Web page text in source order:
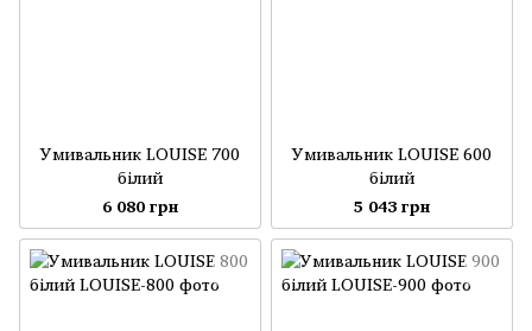
Умивальник LOUISE 700
білий
6 080 грн
Умивальник LOUISE 600
білий
5 043 грн